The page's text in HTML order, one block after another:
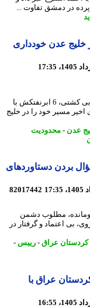
دمشق تفاوت ...
عدن خودداری
رویترز امروز دوشنبه گزارش داد که طبق داده های ردیابی کشتی، 6 ابرنفتکش با
مسیر خود را در خلیج
-محدودیت
دستاوردهای
82017442
مطلوب دشمن
اعتماد و گرفتار در
عراق- رییس -
عراق با